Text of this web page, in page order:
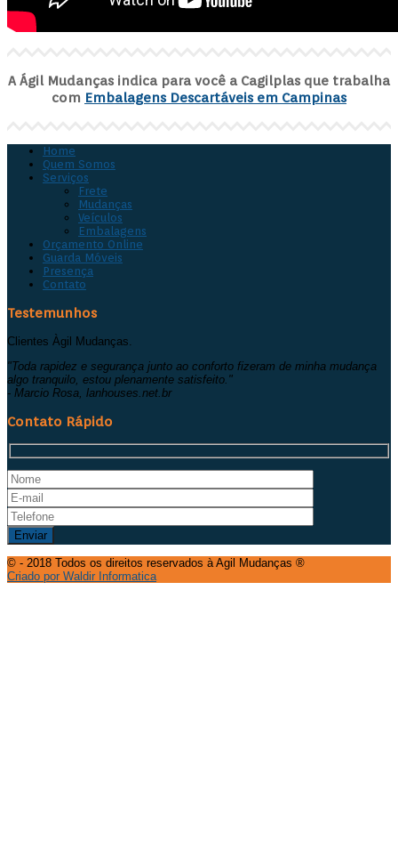
A Ágil Mudanças indica para você a Cagilplas que trabalha
com Embalagens Descartáveis em Campinas
Home
Quem Somos
Serviços
Frete
Mudanças
Veículos
Embalagens
Orçamento Online
Guarda Móveis
Presença
Contato
Testemunhos
Clientes Àgil Mudanças.
"Toda rapidez e segurança junto ao conforto fizeram de minha mudança
algo tranquilo, estou plenamente satisfeito."
- Marcio Rosa, lanhouses.net.br
Contato Rápido
© - 2018 Todos os direitos reservados à Agil Mudanças ®
Criado por Waldir Informatica